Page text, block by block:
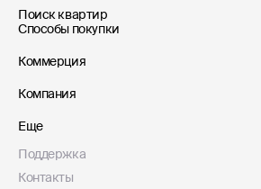
Поиск квартир
Способы покупки
Коммерция
Компания
Еще
Поддержка
Контакты